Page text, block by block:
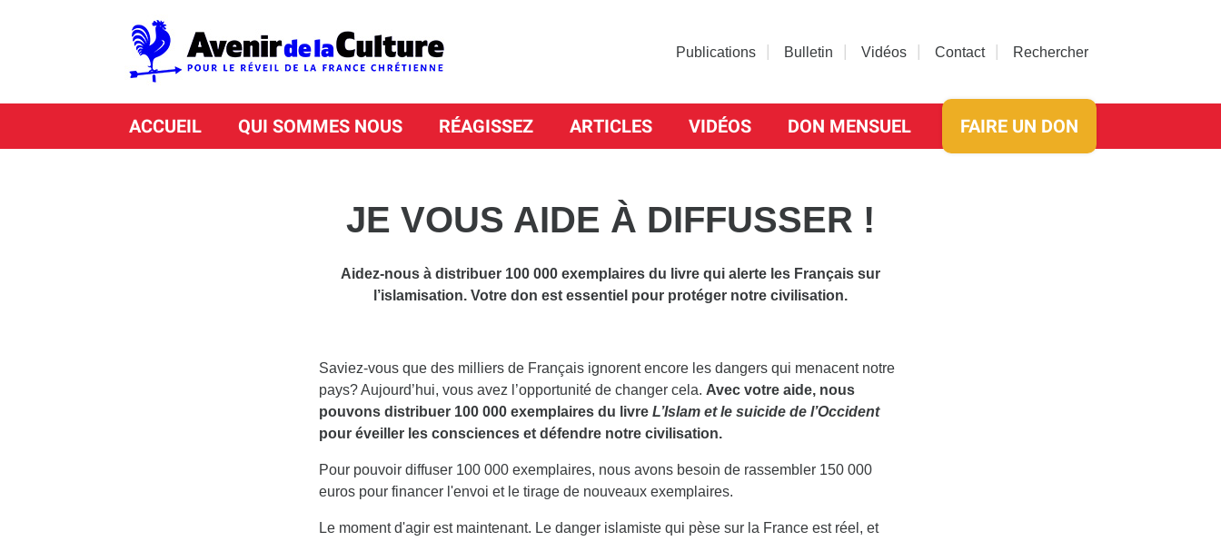
Publications Bulletin Vidéos Contact Rechercher
ACCUEIL QUI SOMMES NOUS RÉAGISSEZ ARTICLES VIDÉOS DON MENSUEL FAIRE UN DON
JE VOUS AIDE À DIFFUSSER !
Aidez-nous à distribuer 100 000 exemplaires du livre qui alerte les Français sur
l’islamisation. Votre don est essentiel pour protéger notre civilisation.
Saviez-vous que des milliers de Français ignorent encore les dangers qui menacent notre
pays? Aujourd’hui, vous avez l’opportunité de changer cela. Avec votre aide, nous
pouvons distribuer 100 000 exemplaires du livre L’Islam et le suicide de l’Occident
pour éveiller les consciences et défendre notre civilisation.
Pour pouvoir diffuser 100 000 exemplaires, nous avons besoin de rassembler 150 000
euros pour financer l'envoi et le tirage de nouveaux exemplaires.
Le moment d'agir est maintenant. Le danger islamiste qui pèse sur la France est réel, et